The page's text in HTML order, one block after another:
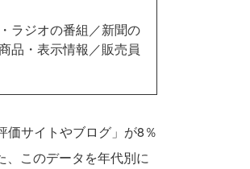
ラジオの番組／新聞の
品・表示情報／販売員
サイトやブログ」が8％
、このデータを年代別に